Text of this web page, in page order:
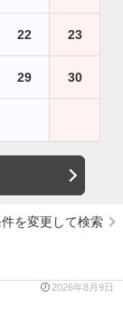
22 23
29 30
を変更して検索
2026年8月9日